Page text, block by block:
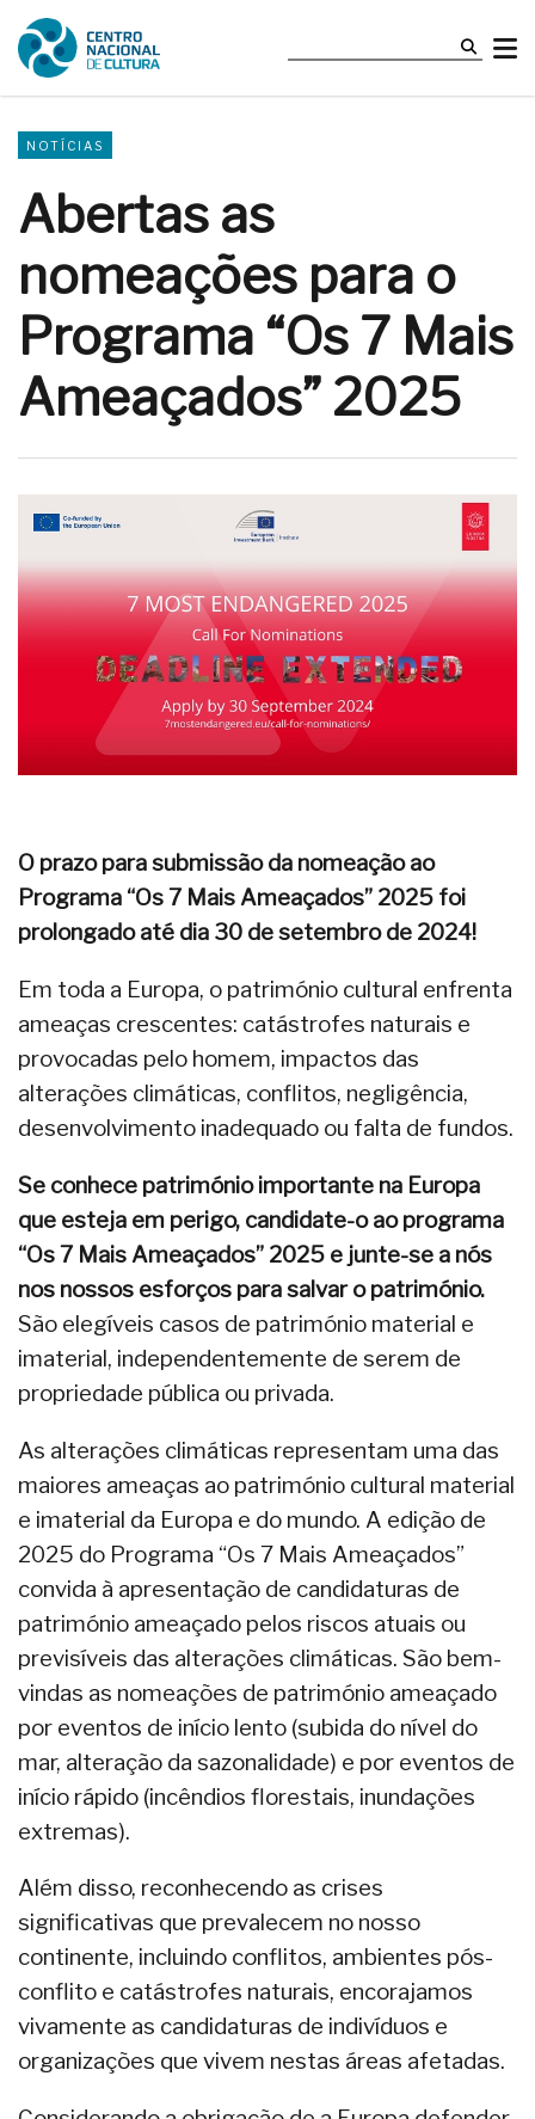
NOTÍCIAS
Abertas as
nomeações para o
Programa “Os 7 Mais
Ameaçados” 2025
O prazo para submissão da nomeação ao
Programa “Os 7 Mais Ameaçados” 2025 foi
prolongado até dia 30 de setembro de 2024!
Em toda a Europa, o património cultural enfrenta
ameaças crescentes: catástrofes naturais e
provocadas pelo homem, impactos das
alterações climáticas, conflitos, negligência,
desenvolvimento inadequado ou falta de fundos.
Se conhece património importante na Europa
que esteja em perigo, candidate-o ao programa
“Os 7 Mais Ameaçados” 2025 e junte-se a nós
nos nossos esforços para salvar o património.
São elegíveis casos de património material e
imaterial, independentemente de serem de
propriedade pública ou privada.
As alterações climáticas representam uma das
maiores ameaças ao património cultural material
e imaterial da Europa e do mundo. A edição de
2025 do Programa “Os 7 Mais Ameaçados”
convida à apresentação de candidaturas de
património ameaçado pelos riscos atuais ou
previsíveis das alterações climáticas. São bem-
vindas as nomeações de património ameaçado
por eventos de início lento (subida do nível do
mar, alteração da sazonalidade) e por eventos de
início rápido (incêndios florestais, inundações
extremas).
Além disso, reconhecendo as crises
significativas que prevalecem no nosso
continente, incluindo conflitos, ambientes pós-
conflito e catástrofes naturais, encorajamos
vivamente as candidaturas de indivíduos e
organizações que vivem nestas áreas afetadas.